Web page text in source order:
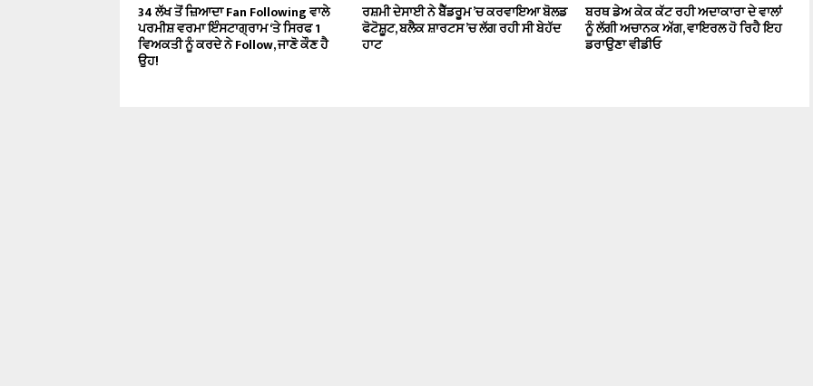
34 ਲੱਖ ਤੋਂ ਜ਼ਿਆਦਾ Fan Following ਵਾਲੇ
ਪਰਮੀਸ਼ ਵਰਮਾ ਇੰਸਟਾਗ੍ਰਾਮ ‘ਤੇ ਸਿਰਫ 1
ਵਿਅਕਤੀ ਨੂੰ ਕਰਦੇ ਨੇ Follow, ਜਾਣੋ ਕੌਣ ਹੈ
ਉਹ!
ਰਸ਼ਮੀ ਦੇਸਾਈ ਨੇ ਬੈੱਡਰੂਮ ’ਚ ਕਰਵਾਇਆ ਬੋਲਡ
ਫੋਟੋਸ਼ੂਟ, ਬਲੈਕ ਸ਼ਾਰਟਸ ’ਚ ਲੱਗ ਰਹੀ ਸੀ ਬੇਹੱਦ
ਹਾਟ
ਬਰਥ ਡੇਅ ਕੇਕ ਕੱਟ ਰਹੀ ਅਦਾਕਾਰਾ ਦੇ ਵਾਲਾਂ
ਨੂੰ ਲੱਗੀ ਅਚਾਨਕ ਅੱਗ, ਵਾਇਰਲ ਹੋ ਰਿਹੈ ਇਹ
ਡਰਾਉਣਾ ਵੀਡੀਓ